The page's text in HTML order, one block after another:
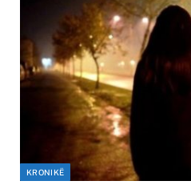
KRONIKË